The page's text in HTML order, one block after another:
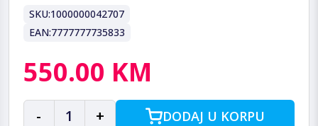
SKU:1000000042707
EAN:7777777735833
550.00 KM
- 1 + DODAJ U KORPU